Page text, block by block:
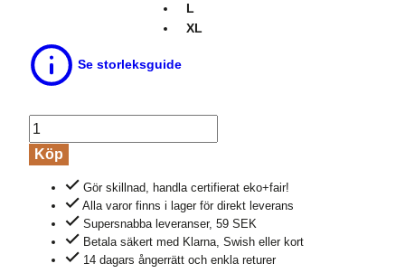
L
XL
Se storleksguide
Leggings
ANNEDORE
gråmelerad
mängd
Köp
Gör skillnad, handla certifierat eko+fair!
Alla varor finns i lager för direkt leverans
Supersnabba leveranser, 59 SEK
Betala säkert med Klarna, Swish eller kort
14 dagars ångerrätt och enkla returer